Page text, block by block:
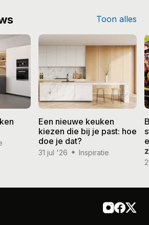
Toon alles
Een nieuwe keuken
kiezen die bij je past: hoe
doe je dat?
31 jul '26 Inspiratie